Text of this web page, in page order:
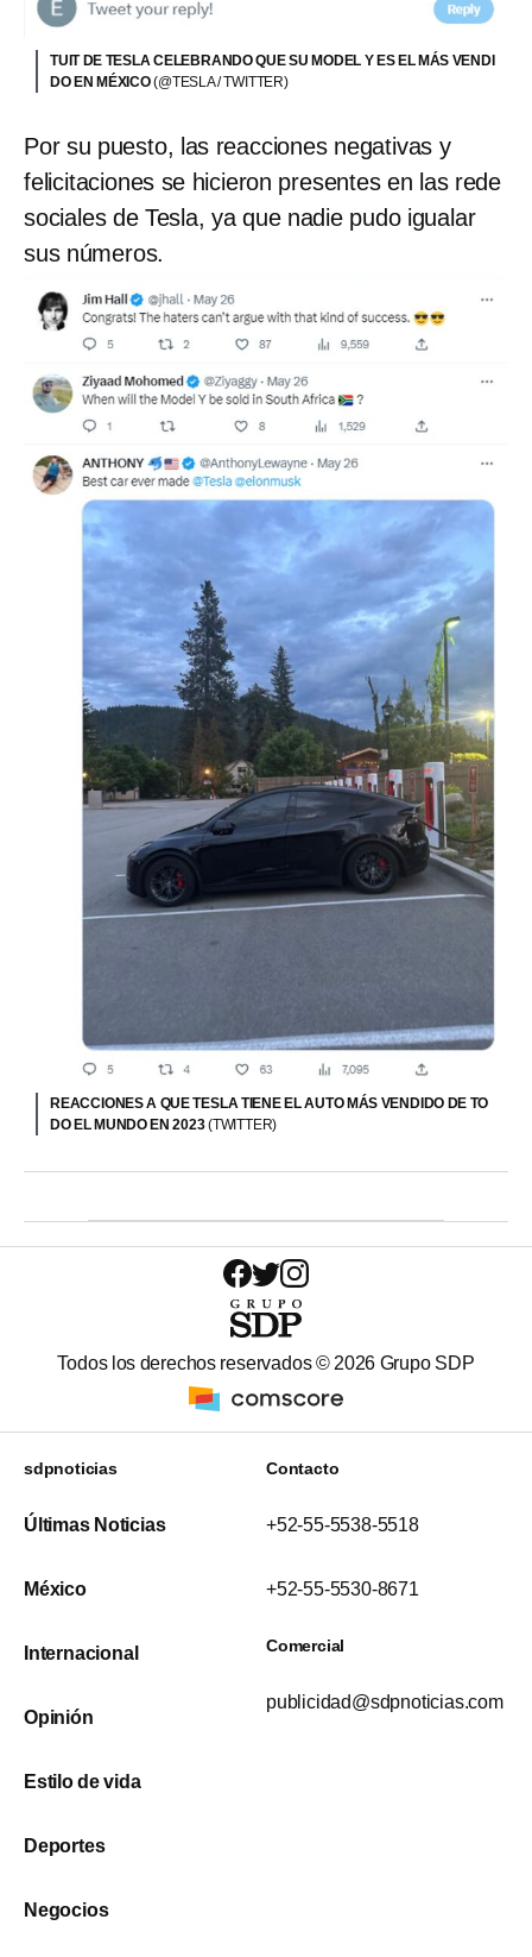
TUIT DE TESLA CELEBRANDO QUE SU MODEL Y ES EL MÁS VENDI
DO EN MÉXICO(@TESLA / TWITTER)
Por su puesto, las reacciones negativas y
felicitaciones se hicieron presentes en las rede
sociales de Tesla, ya que nadie pudo igualar
sus números.
REACCIONES A QUE TESLA TIENE EL AUTO MÁS VENDIDO DE TO
DO EL MUNDO EN 2023(TWITTER)
Todos los derechos reservados ©2026 Grupo SDP
sdpnoticias
Últimas Noticias
México
Internacional
Opinión
Estilo de vida
Deportes
Negocios
Contacto
+52-55-5538-5518
+52-55-5530-8671
Comercial
publicidad@sdpnoticias.com